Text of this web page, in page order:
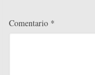
Comentario *